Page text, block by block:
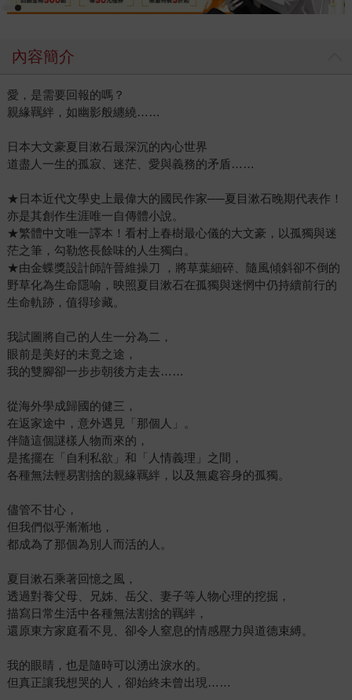
內容簡介
愛，是需要回報的嗎？
親緣羈絆，如幽影般纏繞……
日本大文豪夏目漱石最深沉的內心世界
道盡人一生的孤寂、迷茫、愛與義務的矛盾……
★日本近代文學史上最偉大的國民作家──夏目漱石晚期代表作！
亦是其創作生涯唯一自傳體小說。
★繁體中文唯一譯本！看村上春樹最心儀的大文豪，以孤獨與迷
茫之筆，勾勒悠長餘味的人生獨白。
★由金蝶獎設計師許晉維操刀 ，將草葉細碎、隨風傾斜卻不倒的
野草化為生命隱喻，映照夏目漱石在孤獨與迷惘中仍持續前行的
生命軌跡，值得珍藏。
我試圖將自己的人生一分為二，
眼前是美好的未竟之途，
我的雙腳卻一步步朝後方走去……
從海外學成歸國的健三，
在返家途中，意外遇見「那個人」。
伴隨這個謎樣人物而來的，
是搖擺在「自利私欲」和「人情義理」之間，
各種無法輕易割捨的親緣羈絆，以及無處容身的孤獨。
儘管不甘心，
但我們似乎漸漸地，
都成為了那個為別人而活的人。
夏目漱石乘著回憶之風，
透過對養父母、兄姊、岳父、妻子等人物心理的挖掘，
描寫日常生活中各種無法割捨的羈絆，
還原東方家庭看不見、卻令人窒息的情感壓力與道德束縛。
我的眼睛，也是隨時可以湧出淚水的。
但真正讓我想哭的人，卻始終未曾出現……